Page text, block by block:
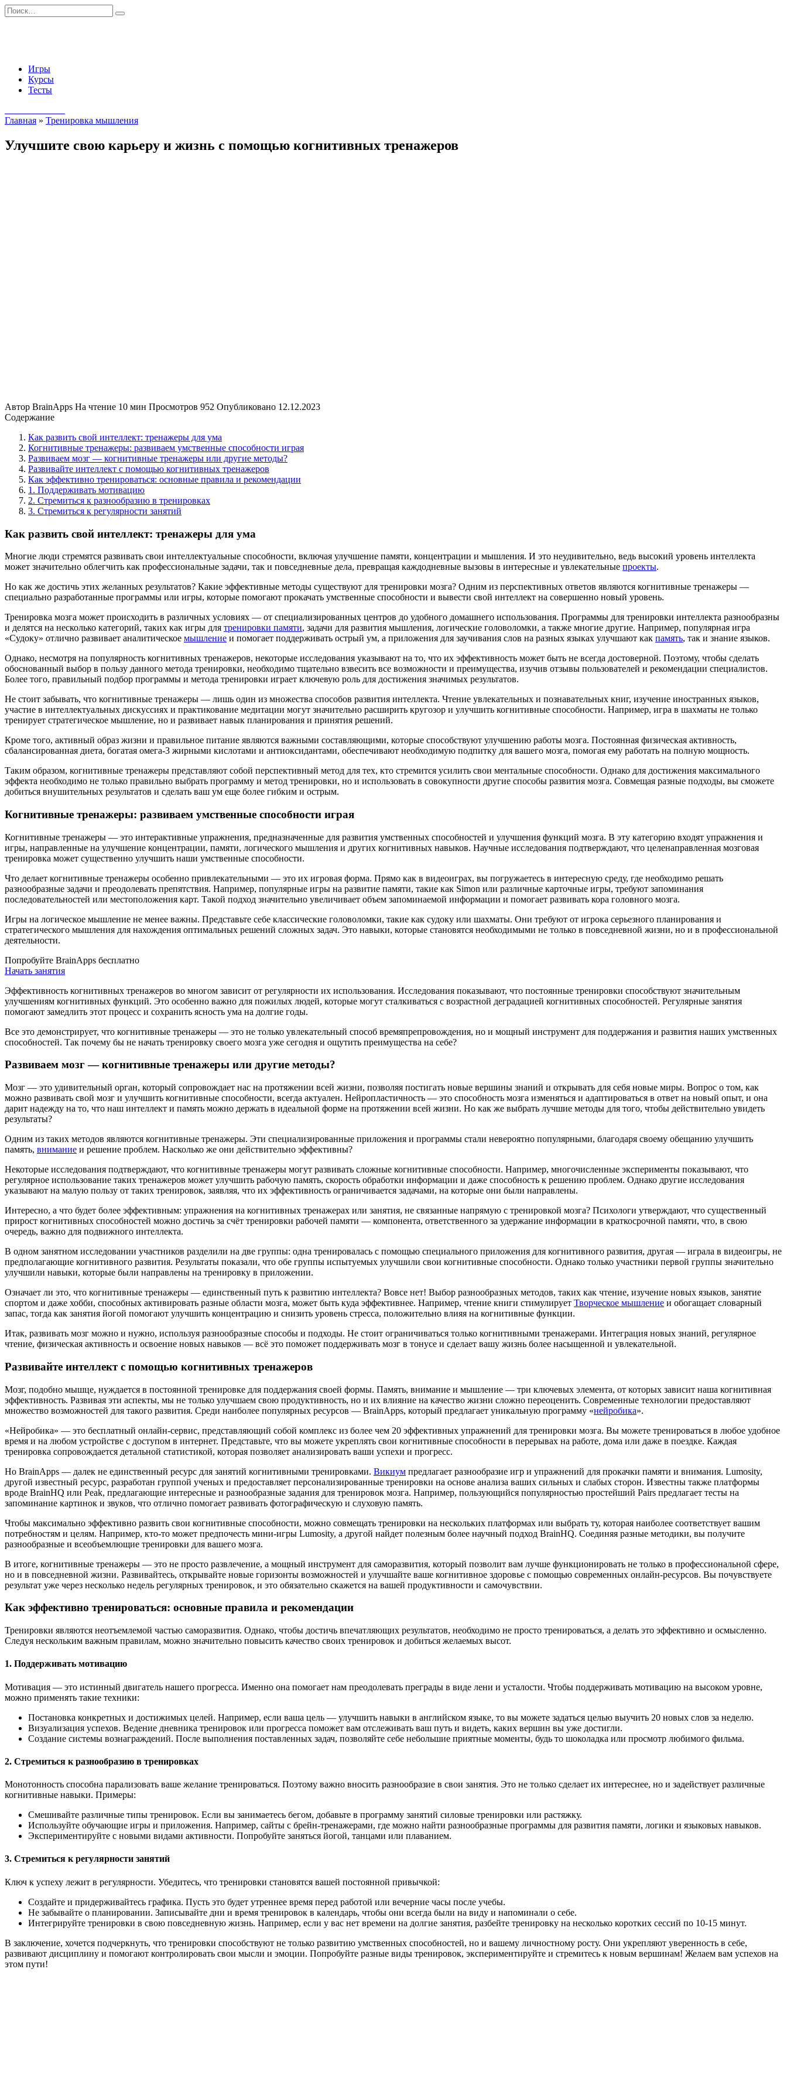
Перейти
к
Search
for:
Игры
Курсы
Тесты
Главная » Тренировка мышления
Улучшите свою карьеру и жизнь с помощью когнитивных тренажеров
Автор BrainApps На чтение 10 мин Просмотров 952 Опубликовано 12.12.2023
Содержание
Как развить свой интеллект: тренажеры для ума
Когнитивные тренажеры: развиваем умственные способности играя
Развиваем мозг — когнитивные тренажеры или другие методы?
Развивайте интеллект с помощью когнитивных тренажеров
Как эффективно тренироваться: основные правила и рекомендации
1. Поддерживать мотивацию
2. Стремиться к разнообразию в тренировках
3. Стремиться к регулярности занятий
Как развить свой интеллект: тренажеры для ума
Многие люди стремятся развивать свои интеллектуальные способности, включая улучшение памяти, концентрации и мышления. И это неудивительно, ведь высокий уровень интеллекта
может значительно облегчить как профессиональные задачи, так и повседневные дела, превращая каждодневные вызовы в интересные и увлекательные проекты.
Но как же достичь этих желанных результатов? Какие эффективные методы существуют для тренировки мозга? Одним из перспективных ответов являются когнитивные тренажеры —
специально разработанные программы или игры, которые помогают прокачать умственные способности и вывести свой интеллект на совершенно новый уровень.
Тренировка мозга может происходить в различных условиях — от специализированных центров до удобного домашнего использования. Программы для тренировки интеллекта разнообразны
и делятся на несколько категорий, таких как игры для тренировки памяти, задачи для развития мышления, логические головоломки, а также многие другие. Например, популярная игра
«Судоку» отлично развивает аналитическое мышление и помогает поддерживать острый ум, а приложения для заучивания слов на разных языках улучшают как память, так и знание языков.
Однако, несмотря на популярность когнитивных тренажеров, некоторые исследования указывают на то, что их эффективность может быть не всегда достоверной. Поэтому, чтобы сделать
обоснованный выбор в пользу данного метода тренировки, необходимо тщательно взвесить все возможности и преимущества, изучив отзывы пользователей и рекомендации специалистов.
Более того, правильный подбор программы и метода тренировки играет ключевую роль для достижения значимых результатов.
Не стоит забывать, что когнитивные тренажеры — лишь один из множества способов развития интеллекта. Чтение увлекательных и познавательных книг, изучение иностранных языков,
участие в интеллектуальных дискуссиях и практикование медитации могут значительно расширить кругозор и улучшить когнитивные способности. Например, игра в шахматы не только
тренирует стратегическое мышление, но и развивает навык планирования и принятия решений.
Кроме того, активный образ жизни и правильное питание являются важными составляющими, которые способствуют улучшению работы мозга. Постоянная физическая активность,
сбалансированная диета, богатая омега-3 жирными кислотами и антиоксидантами, обеспечивают необходимую подпитку для вашего мозга, помогая ему работать на полную мощность.
Таким образом, когнитивные тренажеры представляют собой перспективный метод для тех, кто стремится усилить свои ментальные способности. Однако для достижения максимального
эффекта необходимо не только правильно выбрать программу и метод тренировки, но и использовать в совокупности другие способы развития мозга. Совмещая разные подходы, вы сможете
добиться внушительных результатов и сделать ваш ум еще более гибким и острым.
Когнитивные тренажеры: развиваем умственные способности играя
Когнитивные тренажеры — это интерактивные упражнения, предназначенные для развития умственных способностей и улучшения функций мозга. В эту категорию входят упражнения и
игры, направленные на улучшение концентрации, памяти, логического мышления и других когнитивных навыков. Научные исследования подтверждают, что целенаправленная мозговая
тренировка может существенно улучшить наши умственные способности.
Что делает когнитивные тренажеры особенно привлекательными — это их игровая форма. Прямо как в видеоиграх, вы погружаетесь в интересную среду, где необходимо решать
разнообразные задачи и преодолевать препятствия. Например, популярные игры на развитие памяти, такие как Simon или различные карточные игры, требуют запоминания
последовательностей или местоположения карт. Такой подход значительно увеличивает объем запоминаемой информации и помогает развивать кора головного мозга.
Игры на логическое мышление не менее важны. Представьте себе классические головоломки, такие как судоку или шахматы. Они требуют от игрока серьезного планирования и
стратегического мышления для нахождения оптимальных решений сложных задач. Это навыки, которые становятся необходимыми не только в повседневной жизни, но и в профессиональной
деятельности.
Попробуйте BrainApps бесплатно
Начать занятия
Эффективность когнитивных тренажеров во многом зависит от регулярности их использования. Исследования показывают, что постоянные тренировки способствуют значительным
улучшениям когнитивных функций. Это особенно важно для пожилых людей, которые могут сталкиваться с возрастной деградацией когнитивных способностей. Регулярные занятия
помогают замедлить этот процесс и сохранить ясность ума на долгие годы.
Все это демонстрирует, что когнитивные тренажеры — это не только увлекательный способ времяпрепровождения, но и мощный инструмент для поддержания и развития наших умственных
способностей. Так почему бы не начать тренировку своего мозга уже сегодня и ощутить преимущества на себе?
Развиваем мозг — когнитивные тренажеры или другие методы?
Мозг — это удивительный орган, который сопровождает нас на протяжении всей жизни, позволяя постигать новые вершины знаний и открывать для себя новые миры. Вопрос о том, как
можно развивать свой мозг и улучшить когнитивные способности, всегда актуален. Нейропластичность — это способность мозга изменяться и адаптироваться в ответ на новый опыт, и она
дарит надежду на то, что наш интеллект и память можно держать в идеальной форме на протяжении всей жизни. Но как же выбрать лучшие методы для того, чтобы действительно увидеть
результаты?
Одним из таких методов являются когнитивные тренажеры. Эти специализированные приложения и программы стали невероятно популярными, благодаря своему обещанию улучшить
память, внимание и решение проблем. Насколько же они действительно эффективны?
Некоторые исследования подтверждают, что когнитивные тренажеры могут развивать сложные когнитивные способности. Например, многочисленные эксперименты показывают, что
регулярное использование таких тренажеров может улучшить рабочую память, скорость обработки информации и даже способность к решению проблем. Однако другие исследования
указывают на малую пользу от таких тренировок, заявляя, что их эффективность ограничивается задачами, на которые они были направлены.
Интересно, а что будет более эффективным: упражнения на когнитивных тренажерах или занятия, не связанные напрямую с тренировкой мозга? Психологи утверждают, что существенный
прирост когнитивных способностей можно достичь за счёт тренировки рабочей памяти — компонента, ответственного за удержание информации в краткосрочной памяти, что, в свою
очередь, важно для подвижного интеллекта.
В одном занятном исследовании участников разделили на две группы: одна тренировалась с помощью специального приложения для когнитивного развития, другая — играла в видеоигры, не
предполагающие когнитивного развития. Результаты показали, что обе группы испытуемых улучшили свои когнитивные способности. Однако только участники первой группы значительно
улучшили навыки, которые были направлены на тренировку в приложении.
Означает ли это, что когнитивные тренажеры — единственный путь к развитию интеллекта? Вовсе нет! Выбор разнообразных методов, таких как чтение, изучение новых языков, занятие
спортом и даже хобби, способных активировать разные области мозга, может быть куда эффективнее. Например, чтение книги стимулирует Творческое мышление и обогащает словарный
запас, тогда как занятия йогой помогают улучшить концентрацию и снизить уровень стресса, положительно влияя на когнитивные функции.
Итак, развивать мозг можно и нужно, используя разнообразные способы и подходы. Не стоит ограничиваться только когнитивными тренажерами. Интеграция новых знаний, регулярное
чтение, физическая активность и освоение новых навыков — всё это поможет поддерживать мозг в тонусе и сделает вашу жизнь более насыщенной и увлекательной.
Развивайте интеллект с помощью когнитивных тренажеров
Мозг, подобно мышце, нуждается в постоянной тренировке для поддержания своей формы. Память, внимание и мышление — три ключевых элемента, от которых зависит наша когнитивная
эффективность. Развивая эти аспекты, мы не только улучшаем свою продуктивность, но и их влияние на качество жизни сложно переоценить. Современные технологии предоставляют
множество возможностей для такого развития. Среди наиболее популярных ресурсов — BrainApps, который предлагает уникальную программу «нейробика».
«Нейробика» — это бесплатный онлайн-сервис, представляющий собой комплекс из более чем 20 эффективных упражнений для тренировки мозга. Вы можете тренироваться в любое удобное
время и на любом устройстве с доступом в интернет. Представьте, что вы можете укреплять свои когнитивные способности в перерывах на работе, дома или даже в поездке. Каждая
тренировка сопровождается детальной статистикой, которая позволяет анализировать ваши успехи и прогресс.
Но BrainApps — далек не единственный ресурс для занятий когнитивными тренировками. Викиум предлагает разнообразие игр и упражнений для прокачки памяти и внимания. Lumosity,
другой известный ресурс, разработан группой ученых и предоставляет персонализированные тренировки на основе анализа ваших сильных и слабых сторон. Известны также платформы
вроде BrainHQ или Peak, предлагающие интересные и разнообразные задания для тренировок мозга. Например, пользующийся популярностью простейший Pairs предлагает тесты на
запоминание картинок и звуков, что отлично помогает развивать фотографическую и слуховую память.
Чтобы максимально эффективно развить свои когнитивные способности, можно совмещать тренировки на нескольких платформах или выбрать ту, которая наиболее соответствует вашим
потребностям и целям. Например, кто-то может предпочесть мини-игры Lumosity, а другой найдет полезным более научный подход BrainHQ. Соединяя разные методики, вы получите
разнообразные и всеобъемлющие тренировки для вашего мозга.
В итоге, когнитивные тренажеры — это не просто развлечение, а мощный инструмент для саморазвития, который позволит вам лучше функционировать не только в профессиональной сфере,
но и в повседневной жизни. Развивайтесь, открывайте новые горизонты возможностей и улучшайте ваше когнитивное здоровье с помощью современных онлайн-ресурсов. Вы почувствуете
результат уже через несколько недель регулярных тренировок, и это обязательно скажется на вашей продуктивности и самочувствии.
Как эффективно тренироваться: основные правила и рекомендации
Тренировки являются неотъемлемой частью саморазвития. Однако, чтобы достичь впечатляющих результатов, необходимо не просто тренироваться, а делать это эффективно и осмысленно.
Следуя нескольким важным правилам, можно значительно повысить качество своих тренировок и добиться желаемых высот.
1. Поддерживать мотивацию
Мотивация — это истинный двигатель нашего прогресса. Именно она помогает нам преодолевать преграды в виде лени и усталости. Чтобы поддерживать мотивацию на высоком уровне,
можно применять такие техники:
Постановка конкретных и достижимых целей. Например, если ваша цель — улучшить навыки в английском языке, то вы можете задаться целью выучить 20 новых слов за неделю.
Визуализация успехов. Ведение дневника тренировок или прогресса поможет вам отслеживать ваш путь и видеть, каких вершин вы уже достигли.
Создание системы вознаграждений. После выполнения поставленных задач, позволяйте себе небольшие приятные моменты, будь то шоколадка или просмотр любимого фильма.
2. Стремиться к разнообразию в тренировках
Монотонность способна парализовать ваше желание тренироваться. Поэтому важно вносить разнообразие в свои занятия. Это не только сделает их интереснее, но и задействует различные
когнитивные навыки. Примеры:
Смешивайте различные типы тренировок. Если вы занимаетесь бегом, добавьте в программу занятий силовые тренировки или растяжку.
Используйте обучающие игры и приложения. Например, сайты с брейн-тренажерами, где можно найти разнообразные программы для развития памяти, логики и языковых навыков.
Экспериментируйте с новыми видами активности. Попробуйте заняться йогой, танцами или плаванием.
3. Стремиться к регулярности занятий
Ключ к успеху лежит в регулярности. Убедитесь, что тренировки становятся вашей постоянной привычкой:
Создайте и придерживайтесь графика. Пусть это будет утреннее время перед работой или вечерние часы после учебы.
Не забывайте о планировании. Записывайте дни и время тренировок в календарь, чтобы они всегда были на виду и напоминали о себе.
Интегрируйте тренировки в свою повседневную жизнь. Например, если у вас нет времени на долгие занятия, разбейте тренировку на несколько коротких сессий по 10-15 минут.
В заключение, хочется подчеркнуть, что тренировки способствуют не только развитию умственных способностей, но и вашему личностному росту. Они укрепляют уверенность в себе,
развивают дисциплину и помогают контролировать свои мысли и эмоции. Попробуйте разные виды тренировок, экспериментируйте и стремитесь к новым вершинам! Желаем вам успехов на
этом пути!